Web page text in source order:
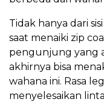
Tidak hanya dari
saat menaiki zip
pengunjung yang
akhirnya bisa
wahana ini. Rasa
menyelesaikan